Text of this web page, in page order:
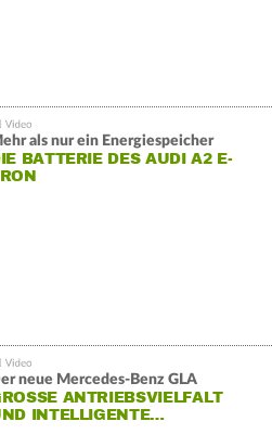
als nur ein Energiespeicher
BATTERIE DES AUDI A2 E-
neue Mercedes-Benz GLA
ANTRIEBSVIELFALT U
INTELLIGENTE…